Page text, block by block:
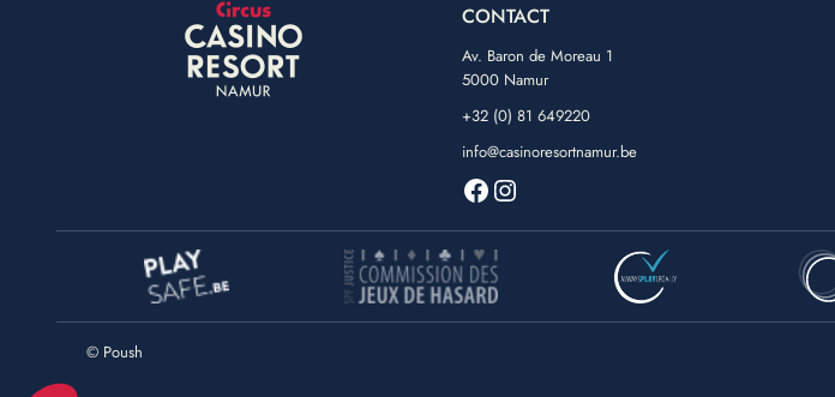
CONTACT
Av. Baron de Moreau 1
5000 Namur
+32 (0) 81 649220
info@casinoresortnamur.be
Facebook
Instagram
© Poush